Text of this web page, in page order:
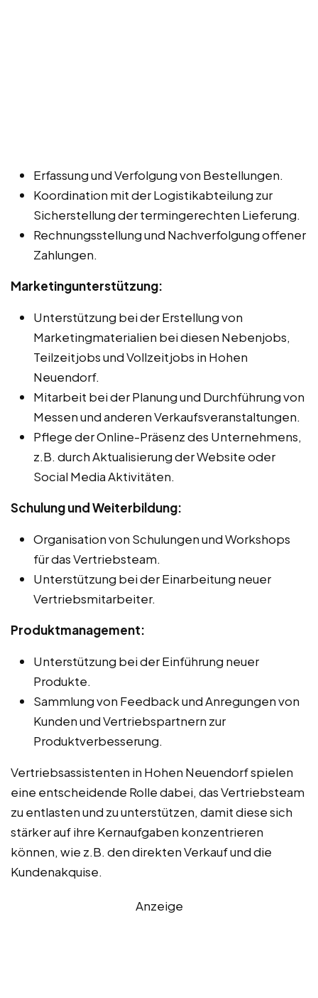
Erfassung und Verfolgung von Bestellungen.
Koordination mit der Logistikabteilung zur
Sicherstellung der termingerechten Lieferung.
Rechnungsstellung und Nachverfolgung offener
Zahlungen.
Marketingunterstützung:
Unterstützung bei der Erstellung von
Marketingmaterialien bei diesen Nebenjobs,
Teilzeitjobs und Vollzeitjobs in Hohen
Neuendorf.
Mitarbeit bei der Planung und Durchführung von
Messen und anderen Verkaufsveranstaltungen.
Pflege der Online-Präsenz des Unternehmens,
z.B. durch Aktualisierung der Website oder
Social Media Aktivitäten.
Schulung und Weiterbildung:
Organisation von Schulungen und Workshops
für das Vertriebsteam.
Unterstützung bei der Einarbeitung neuer
Vertriebsmitarbeiter.
Produktmanagement:
Unterstützung bei der Einführung neuer
Produkte.
Sammlung von Feedback und Anregungen von
Kunden und Vertriebspartnern zur
Produktverbesserung.
Vertriebsassistenten in Hohen Neuendorf spielen
eine entscheidende Rolle dabei, das Vertriebsteam
zu entlasten und zu unterstützen, damit diese sich
stärker auf ihre Kernaufgaben konzentrieren
können, wie z.B. den direkten Verkauf und die
Kundenakquise.
Anzeige